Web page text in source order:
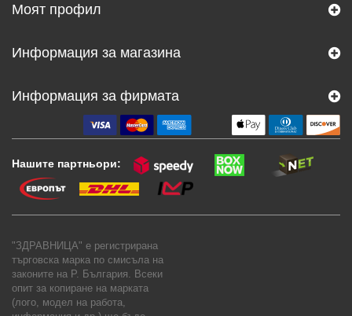
Моят профил
Информация за магазина
Информация за фирмата
Нашите партньори:
"ЗДРАВНИЦА" е регистрирана
търговска марка по смисъла на
законите на Р. България. Всеки
опит за копиране на марката
(лого, модел на работа,